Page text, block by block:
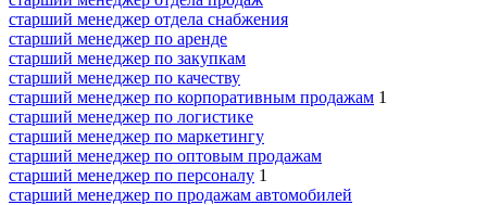
старший менеджер отдела снабжения
старший менеджер по аренде
старший менеджер по закупкам
старший менеджер по качеству
старший менеджер по корпоративным продажам 1
старший менеджер по логистике
старший менеджер по маркетингу
старший менеджер по оптовым продажам
старший менеджер по персоналу 1
старший менеджер по продажам автомобилей